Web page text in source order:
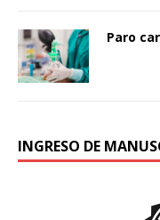
Paro
INGRESO DE